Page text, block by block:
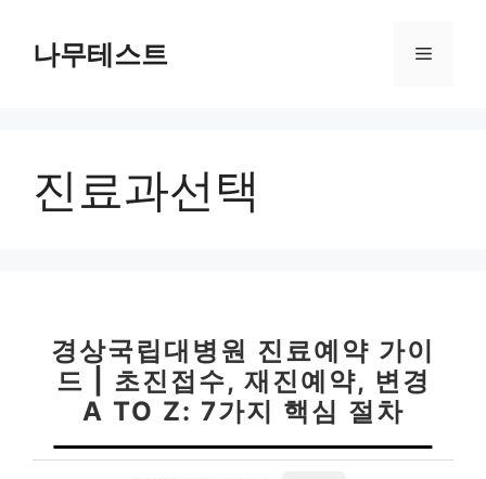
나무테스트 메
진료과선택
경상국립대병원 진료예약 가이
드 | 초진접수, 재진예약, 변경
A TO Z: 7가지 핵심 절차